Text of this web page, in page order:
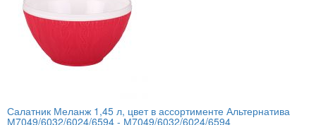
Салатник Меланж 1,45 л, цвет в ассортименте Альтернатива
М7049/6032/6024/6594 - М7049/6032/6024/6594